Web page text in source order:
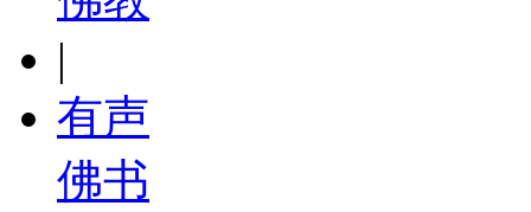
|
有声
佛书